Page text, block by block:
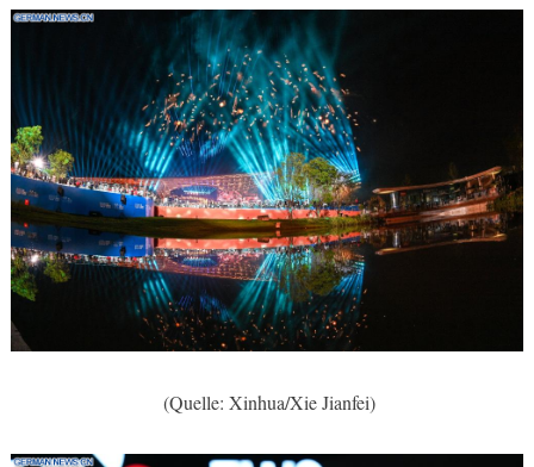
(Quelle: Xinhua/Xie Jianfei)